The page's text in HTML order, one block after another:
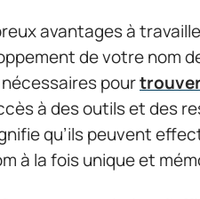
avantages à
de votre nom
pour
à des outils et des
qu’ils peuvent
à la fois unique et